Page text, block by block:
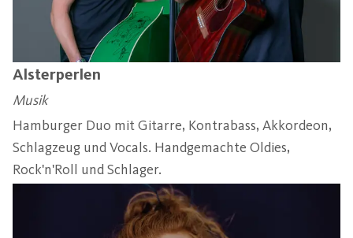
Alsterperlen
Musik
Hamburger Duo mit Gitarre, Kontrabass, Akkordeon,
Schlagzeug und Vocals. Handgemachte Oldies,
Rock'n'Roll und Schlager.